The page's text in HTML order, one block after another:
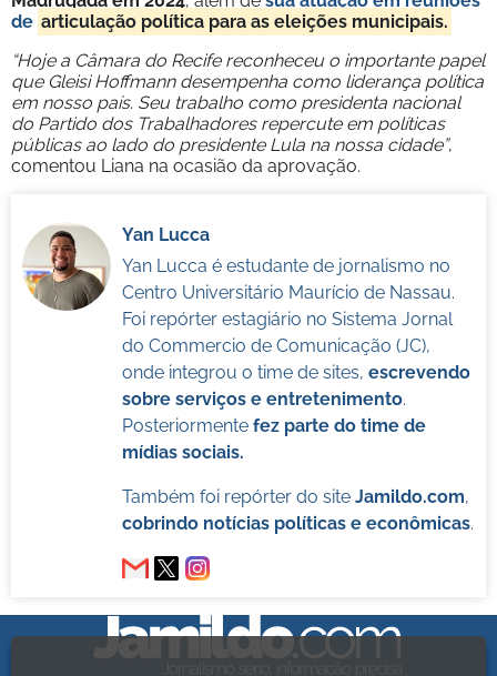
de articulação política para as eleições municipais.
“Hoje a Câmara do Recife reconheceu o importante papel
que Gleisi Hoffmann desempenha como liderança política
em nosso país. Seu trabalho como presidenta nacional
do Partido dos Trabalhadores repercute em políticas
públicas ao lado do presidente Lula na nossa cidade”,
comentou Liana na ocasião da aprovação.
Yan Lucca
Yan Lucca é estudante de jornalismo no
Centro Universitário Maurício de Nassau.
Foi repórter estagiário no Sistema Jornal
do Commercio de Comunicação (JC),
onde integrou o time de sites, escrevendo
sobre serviços e entretenimento.
Posteriormente fez parte do time de
mídias sociais.
Também foi repórter do site Jamildo.com,
cobrindo notícias políticas e econômicas.